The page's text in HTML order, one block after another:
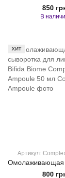
850
В
ХИТ
Артикул:
800